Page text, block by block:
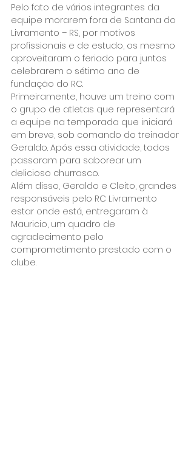
Pelo fato de vários integrantes da
equipe morarem fora de Santana do
Livramento – RS, por motivos
profissionais e de estudo, os mesmo
aproveitaram o feriado para juntos
celebrarem o sétimo ano de
fundação do RC.
Primeiramente, houve um treino com
o grupo de atletas que representará
a equipe na temporada que iniciará
em breve, sob comando do treinador
Geraldo. Após essa atividade, todos
passaram para saborear um
delicioso churrasco.
Além disso, Geraldo e Cleito, grandes
responsáveis pelo RC Livramento
estar onde está, entregaram à
Mauricio, um quadro de
agradecimento pelo
comprometimento prestado com o
clube.